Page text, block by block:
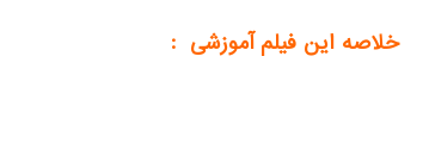
خلاصه این فیلم آموزشی :